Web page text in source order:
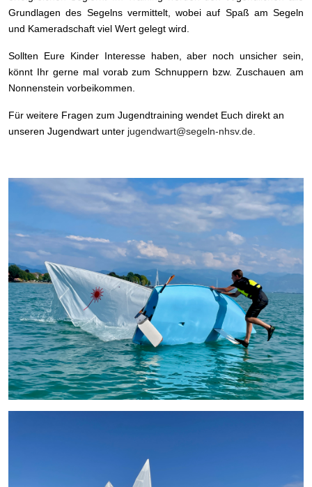
Grundlagen des Segelns vermittelt, wobei auf Spaß am Segeln
und Kameradschaft viel Wert gelegt wird.
Soll­ten Eure Kinder Inter­esse haben, aber noch unsicher sein,
könnt Ihr gerne mal vorab zum Schnuppern bzw. Zuschauen am
Nonnenstein vorbeikommen.
Für weitere Fragen zum Jugendtraining wendet Euch direkt an
unseren Jugendwart unter jugendwart@segeln-nhsv.de.